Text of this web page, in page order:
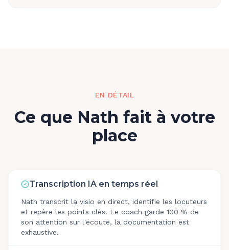
EN DÉTAIL
Ce que Nath fait à votre
place
Transcription IA en temps réel
Nath transcrit la visio en direct, identifie les locuteurs
et repère les points clés. Le coach garde 100 % de
son attention sur l'écoute, la documentation est
exhaustive.